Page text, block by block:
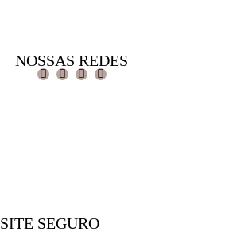
NOSSAS REDES
SITE SEGURO